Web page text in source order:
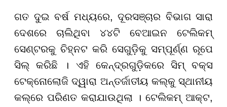
ଗତ ଦୁଇ ବର୍ଷ ମଧ୍ୟରେ, ଦୂରସଞ୍ଚାର ବିଭାଗ ସାରା
ଦେଶରେ ଚାଲିଥିବା ୪୪ଟି ବେଆଇନ ଟେଲିକମ୍
ସେଣ୍ଟରକୁ ଚିହ୍ନଟ କରି ସେଗୁଡ଼ିକୁ ସମ୍ପୂର୍ଣ୍ଣ ରୂପେ
ସିଲ୍ କରିଛି । ଏହି କେନ୍ଦ୍ରଗୁଡ଼ିକରେ ସିମ୍ ବକ୍ସ
ଟେକ୍ନୋଲୋଜି ଦ୍ୱାରା ଅନ୍ତର୍ଜାତୀୟ କଲ୍କୁ ସ୍ଥାନୀୟ
କଲ୍ରେ ପରିଣତ କରାଯାଉଥିଲା । ଟେଲିକମ୍ ଆକ୍ଟ,